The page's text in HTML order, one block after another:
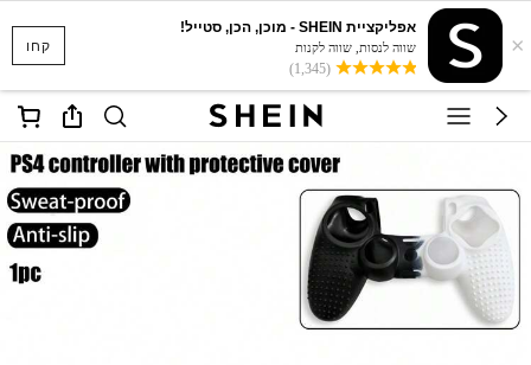
קחו ×
אפליקציית SHEIN - מוכן, הכן, סטייל!
שווה לנסות, שווה לקנות
(1,345)